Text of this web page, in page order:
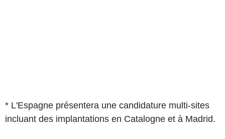
* L'Espagne présentera une candidature multi-sites
incluant des implantations en Catalogne et à Madrid.